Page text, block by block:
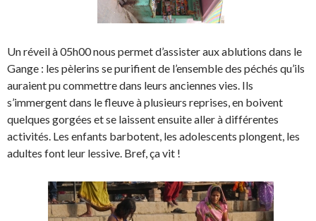
Un réveil à 05h00 nous permet d’assister aux ablutions dans le
Gange : les pèlerins se purifient de l’ensemble des péchés qu’ils
auraient pu commettre dans leurs anciennes vies. Ils
s’immergent dans le fleuve à plusieurs reprises, en boivent
quelques gorgées et se laissent ensuite aller à différentes
activités. Les enfants barbotent, les adolescents plongent, les
adultes font leur lessive. Bref, ça vit !